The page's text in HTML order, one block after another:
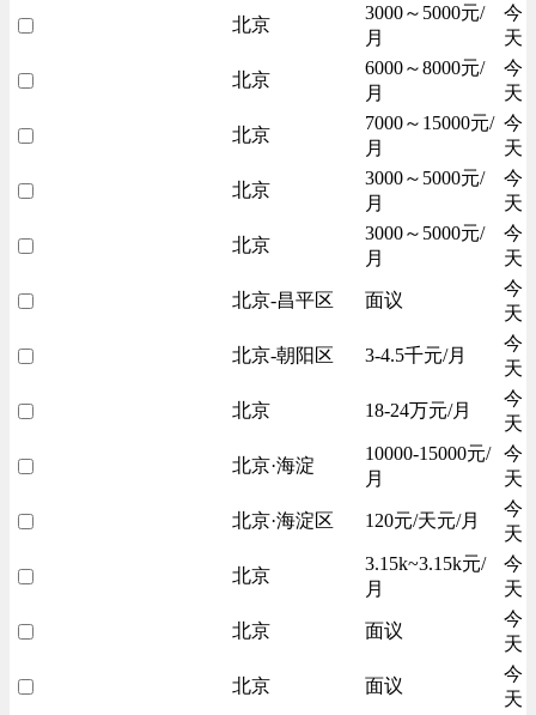
北京
3000～5000元/
月
今
天
北京
6000～8000元/
月
今
天
北京
7000～15000元/
月
今
天
北京
3000～5000元/
月
今
天
北京
3000～5000元/
月
今
天
北京-昌平区 面议
今
天
北京-朝阳区 3-4.5千元/月
今
天
北京 18-24万元/月
今
天
北京·海淀
10000-15000元/
月
今
天
北京·海淀区 120元/天元/月
今
天
北京
3.15k~3.15k元/
月
今
天
北京 面议
今
天
北京 面议
今
天